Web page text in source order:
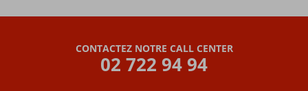
CONTACTEZ NOTRE CALL CENTER
02 722 94 94